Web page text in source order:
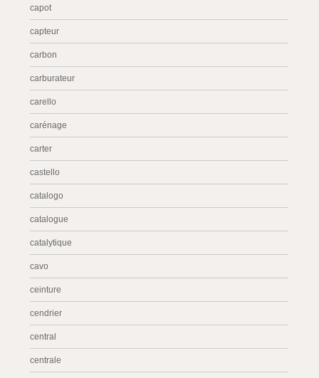
capot
capteur
carbon
carburateur
carello
carénage
carter
castello
catalogo
catalogue
catalytique
cavo
ceinture
cendrier
central
centrale